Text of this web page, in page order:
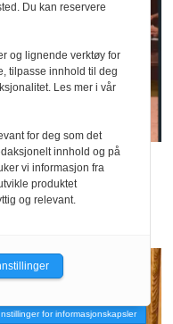
på
for informasjonskapsler
Du kan reservere
og lignende verktøy for
tilpasse innhold til deg
Les mer i vår
for deg som det
innhold og på
vi informasjon fra
produktet
og relevant.